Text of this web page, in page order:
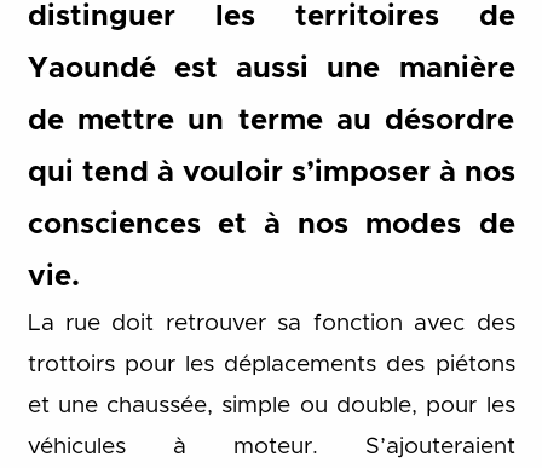
distinguer les territoires de
Yaoundé est aussi une manière
de mettre un terme au désordre
qui tend à vouloir s’imposer à nos
consciences et à nos modes de
vie.
La rue doit retrouver sa fonction avec des
trottoirs pour les déplacements des piétons
et une chaussée, simple ou double, pour les
véhicules à moteur. S’ajouteraient